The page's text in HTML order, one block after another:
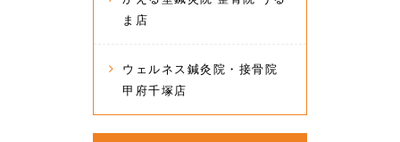
ま店
ウェルネス鍼灸院・接骨院
甲府千塚店